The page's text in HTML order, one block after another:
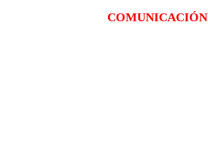
COMUNICACIÓN